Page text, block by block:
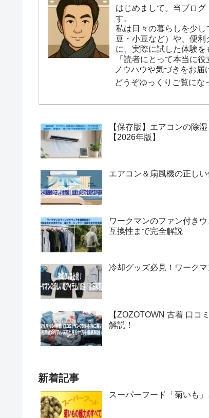
はじめまして。当ブロ
す。
私は日々の暮らしを少
豆・小豆など）や、便
に、実際に試した体験を
「読者にとって本当に
ノウハウや気づきをお届
どうぞゆっくりご覧にな
【保存版】エアコンの除
【2026年版】
エアコン＆扇風機の正し
ワークマンのファン付き
互換性まで完全解説
冷却グッズ必見！ワーク
【ZOZOTOWN 古着 口コ
解説！
新着記事
スーパーフード「菊いも